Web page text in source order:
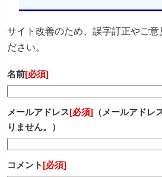
サイト改善のため、誤字訂正やご意
ださい。
名前[必須]
メールアドレス[必須] （メールアドレ
りません。）
コメント[必須]